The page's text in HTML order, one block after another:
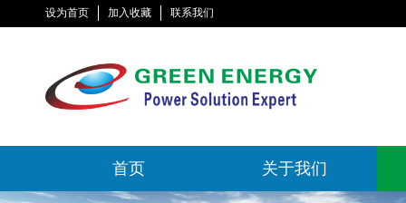
设为首页 加入收藏 联系我们
首页 关于我们